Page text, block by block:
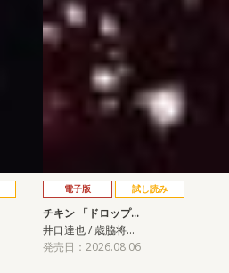
電子版 試し読み
チキン 「ドロップ…
井口達也 / 歳脇将…
発売日：2026.08.06